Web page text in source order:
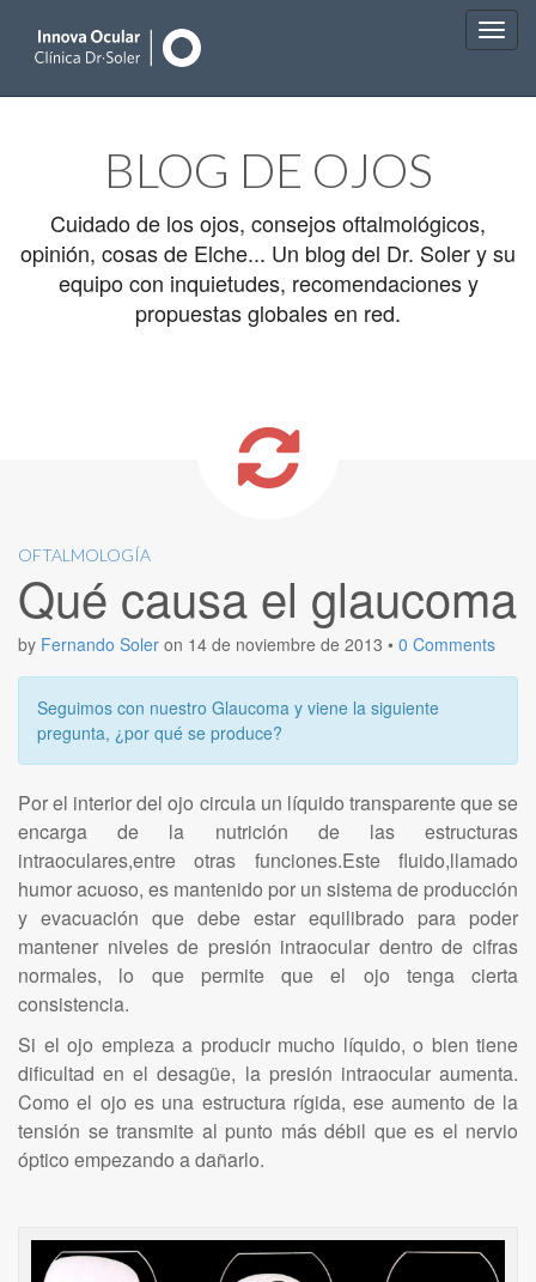
BLOG DE OJOS
Cuidado de los ojos, consejos oftalmológicos,
opinión, cosas de Elche... Un blog del Dr. Soler y su
equipo con inquietudes, recomendaciones y
propuestas globales en red.
OFTALMOLOGÍA
Qué causa el glaucoma
by Fernando Soler on 14 de noviembre de 2013 • 0 Comments
Seguimos con nuestro Glaucoma y viene la siguiente
pregunta, ¿por qué se produce?
Por el interior del ojo circula un líquido transparente que se
encarga de la nutrición de las estructuras
intraoculares,entre otras funciones.Este fluido,llamado
humor acuoso, es mantenido por un sistema de producción
y evacuación que debe estar equilibrado para poder
mantener niveles de presión intraocular dentro de cifras
normales, lo que permite que el ojo tenga cierta
consistencia.
Si el ojo empieza a producir mucho líquido, o bien tiene
dificultad en el desagüe, la presión intraocular aumenta.
Como el ojo es una estructura rígida, ese aumento de la
tensión se transmite al punto más débil que es el nervio
óptico empezando a dañarlo.